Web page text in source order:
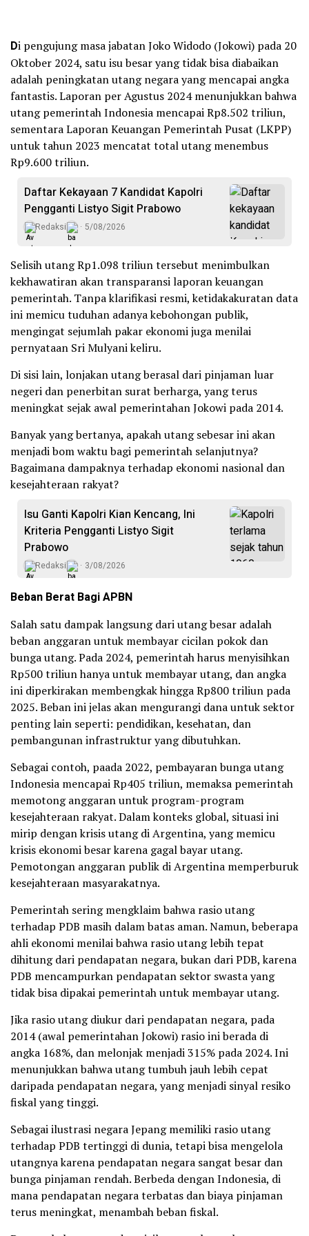
Di pengujung masa jabatan Joko Widodo (Jokowi) pada 20
Oktober 2024, satu isu besar yang tidak bisa diabaikan
adalah peningkatan utang negara yang mencapai angka
fantastis. Laporan per Agustus 2024 menunjukkan bahwa
utang pemerintah Indonesia mencapai Rp8.502 triliun,
sementara Laporan Keuangan Pemerintah Pusat (LKPP)
untuk tahun 2023 mencatat total utang menembus
Rp9.600 triliun.
Daftar Kekayaan 7 Kandidat Kapolri
Pengganti Listyo Sigit Prabowo
Redaksi 5/08/2026
Selisih utang Rp1.098 triliun tersebut menimbulkan
kekhawatiran akan transparansi laporan keuangan
pemerintah. Tanpa klarifikasi resmi, ketidakakuratan data
ini memicu tuduhan adanya kebohongan publik,
mengingat sejumlah pakar ekonomi juga menilai
pernyataan Sri Mulyani keliru.
Di sisi lain, lonjakan utang berasal dari pinjaman luar
negeri dan penerbitan surat berharga, yang terus
meningkat sejak awal pemerintahan Jokowi pada 2014.
Banyak yang bertanya, apakah utang sebesar ini akan
menjadi bom waktu bagi pemerintah selanjutnya?
Bagaimana dampaknya terhadap ekonomi nasional dan
kesejahteraan rakyat?
Isu Ganti Kapolri Kian Kencang, Ini
Kriteria Pengganti Listyo Sigit
Prabowo
Redaksi 3/08/2026
Beban Berat Bagi APBN
Salah satu dampak langsung dari utang besar adalah
beban anggaran untuk membayar cicilan pokok dan
bunga utang. Pada 2024, pemerintah harus menyisihkan
Rp500 triliun hanya untuk membayar utang, dan angka
ini diperkirakan membengkak hingga Rp800 triliun pada
2025. Beban ini jelas akan mengurangi dana untuk sektor
penting lain seperti: pendidikan, kesehatan, dan
pembangunan infrastruktur yang dibutuhkan.
Sebagai contoh, paada 2022, pembayaran bunga utang
Indonesia mencapai Rp405 triliun, memaksa pemerintah
memotong anggaran untuk program-program
kesejahteraan rakyat. Dalam konteks global, situasi ini
mirip dengan krisis utang di Argentina, yang memicu
krisis ekonomi besar karena gagal bayar utang.
Pemotongan anggaran publik di Argentina memperburuk
kesejahteraan masyarakatnya.
Pemerintah sering mengklaim bahwa rasio utang
terhadap PDB masih dalam batas aman. Namun, beberapa
ahli ekonomi menilai bahwa rasio utang lebih tepat
dihitung dari pendapatan negara, bukan dari PDB, karena
PDB mencampurkan pendapatan sektor swasta yang
tidak bisa dipakai pemerintah untuk membayar utang.
Jika rasio utang diukur dari pendapatan negara, pada
2014 (awal pemerintahan Jokowi) rasio ini berada di
angka 168%, dan melonjak menjadi 315% pada 2024. Ini
menunjukkan bahwa utang tumbuh jauh lebih cepat
daripada pendapatan negara, yang menjadi sinyal resiko
fiskal yang tinggi.
Sebagai ilustrasi negara Jepang memiliki rasio utang
terhadap PDB tertinggi di dunia, tetapi bisa mengelola
utangnya karena pendapatan negara sangat besar dan
bunga pinjaman rendah. Berbeda dengan Indonesia, di
mana pendapatan negara terbatas dan biaya pinjaman
terus meningkat, menambah beban fiskal.